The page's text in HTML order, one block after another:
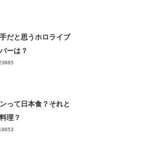
だと思うホロライブ
ーは？
って日本食？それと
理？